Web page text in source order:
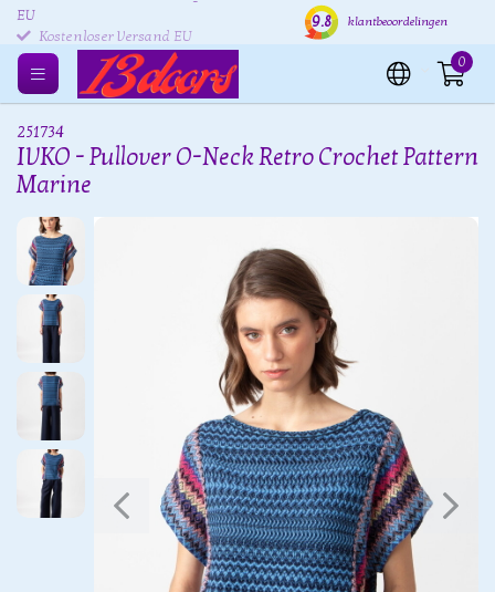
EU
Versand innerhalb von 24
9.8 klantbeoordelingen
0
251734
IVKO - Pullover O-Neck Retro Crochet Pattern
Marine